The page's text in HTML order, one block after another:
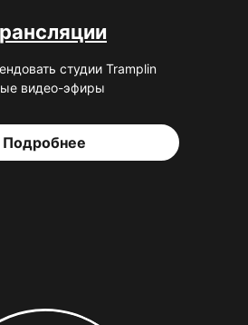
студии Tramplin
видео-эфиры
Подробнее